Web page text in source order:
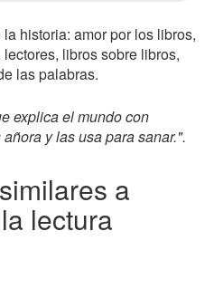
historia: amor por los libros,
libros sobre libros,
las palabras.
explica el mundo con
y las usa para sanar.".
a
lectura